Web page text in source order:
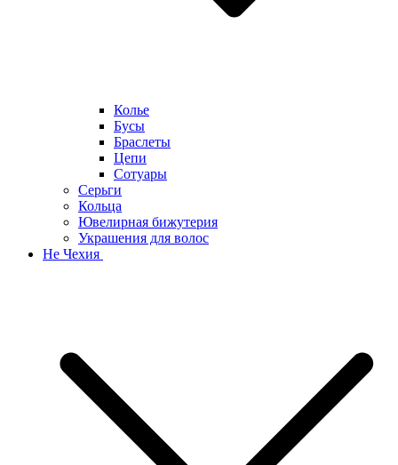
Колье
Бусы
Браслеты
Цепи
Сотуары
Серьги
Кольца
Ювелирная бижутерия
Украшения для волос
Не Чехия